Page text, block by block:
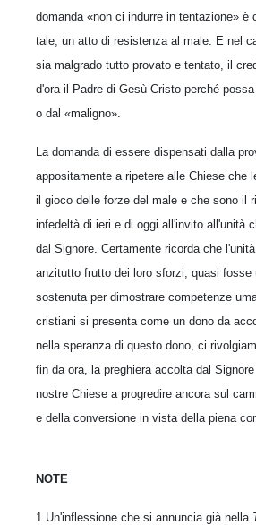
domanda «non ci indurre in tentazione» è
tale, un atto di resistenza al male. E nel
sia malgrado tutto provato e tentato, il
d'ora il Padre di Gesù Cristo perché
o dal «maligno».
La domanda di essere dispensati dalla
appositamente a ripetere alle Chiese che
il gioco delle forze del male e che sono il
infedeltà di ieri e di oggi all'invito all'unità
dal Signore. Certamente ricorda che
anzitutto frutto dei loro sforzi, quasi fosse
sostenuta per dimostrare competenze
cristiani si presenta come un dono da
nella speranza di questo dono, ci
fin da ora, la preghiera accolta dal
nostre Chiese a progredire ancora sul
e della conversione in vista della piena
NOTE
1 Un'inflessione che si annuncia già nella